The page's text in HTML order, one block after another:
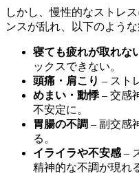
しかし、慢性的なストレ
ンスが乱れ、以下のよう
寝ても疲れが取れな
ックスできない。
頭痛・肩こり – スト
めまい・動悸– 交感
不安定に。
胃腸の不調 – 副交感
る。
イライラや不安感 –
精神的な不調が現れ